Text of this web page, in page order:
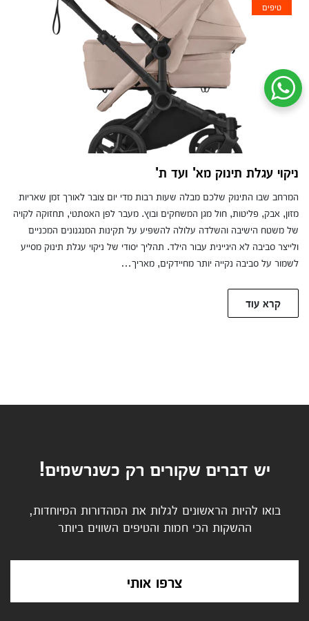
טיפים
ניקוי עגלת תינוק מא' ועד ת'
המרחב שבו התינוק שלכם מבלה שעות רבות מדי יום צובר לאורך זמן שאריות
מזון, אבק, פליטות, חול מגן המשחקים ובוץ. מעבר לפן האסתטי, תחזוקה לקויה
של משטח הישיבה והשלדה עלולה להשפיע על תקינות המנגנונים המכניים
ולייצר סביבה לא היגיינית עבור הילד. תהליך יסודי של ניקוי עגלת תינוק מסייע
לשמור על סביבה נקייה יותר מחיידקים, מאריך…
קרא עוד
יש דברים שקורים רק כשנרשמים!
בואו להיות הראשונים לגלות את המהדורות המיוחדות,
ההשקות הכי חמות והטיפים השווים ביותר
צרפו אותי
שיחת ווטסאפ עם שירות הלקוחות